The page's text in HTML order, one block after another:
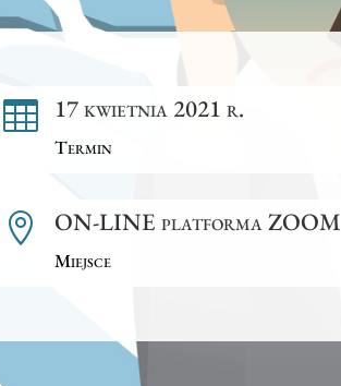
 17 kwietnia 2021 r.
Termin
 ON-LINE platforma ZOOM
Miejsce